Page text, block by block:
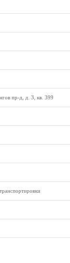
пр-д, д. 3, кв. 399